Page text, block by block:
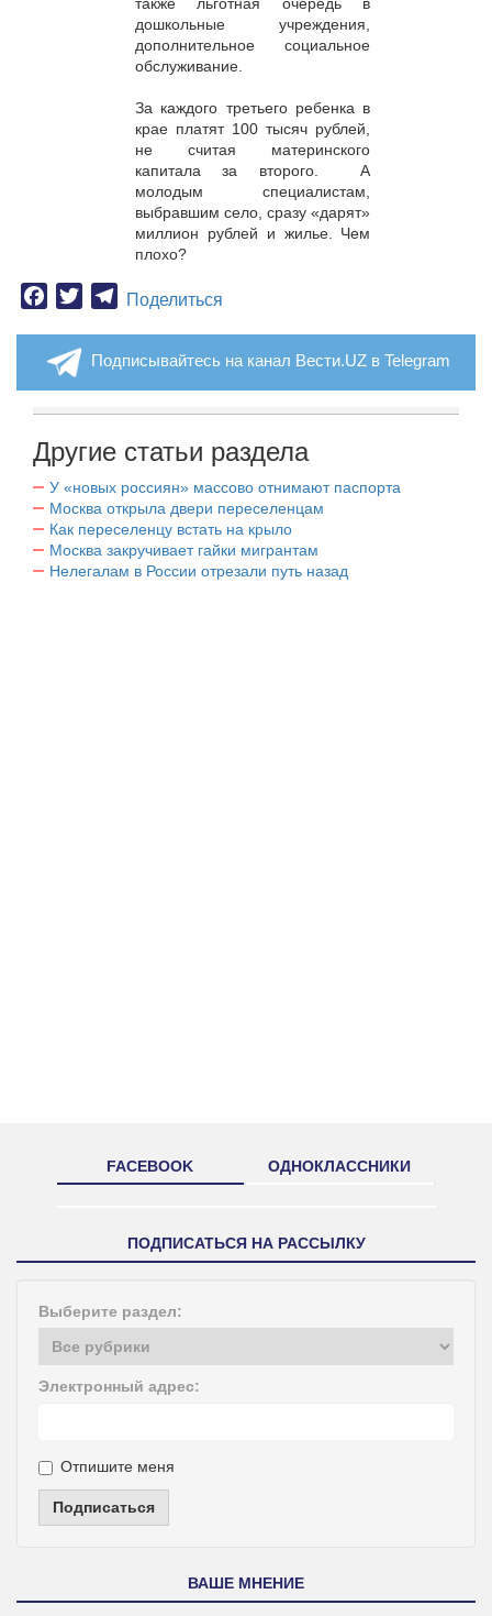
дошкольные учреждения,
дополнительное социальное
обслуживание.
За каждого третьего ребенка в
крае платят 100 тысяч рублей,
не считая материнского
капитала за второго.
А
молодым специалистам,
выбравшим село, сразу «дарят»
миллион рублей и жилье. Чем
плохо?
Facebook
TwitterTelegram
Поделиться
Подписывайтесь на канал Вести.UZ в Telegram
Другие статьи раздела
У «новых россиян» массово отнимают паспорта
Москва открыла двери переселенцам
Как переселенцу встать на крыло
Москва закручивает гайки мигрантам
Нелегалам в России отрезали путь назад
FACEBOOK ОДНОКЛАССНИКИ
ПОДПИСАТЬСЯ НА РАССЫЛКУ
Выберите раздел:
Электронный адрес:
Отпишите меня
Подписаться
ВАШЕ МНЕНИЕ